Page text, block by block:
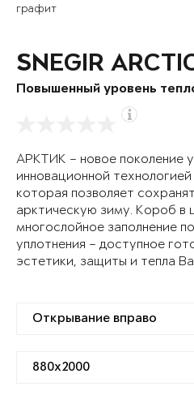
графит
SNEGIR
Повышенный уровень
АРКТИК – новое поколение
инновационной
которая позволяет
арктическую зиму. Короб в
многослойное заполнение
уплотнения – доступное
эстетики, защиты и тепла